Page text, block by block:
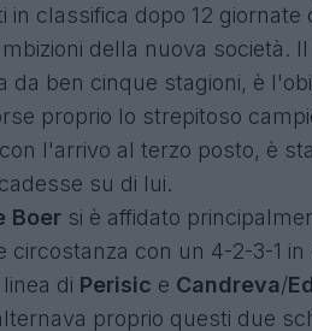
in classifica dopo 12 giornate
della nuova società.
da ben cinque stagioni, è
proprio lo strepitoso
l'arrivo al terzo posto, è
su di lui.
Boer si è affidato
circostanza con un 4-2-3-1 in
di Perisic e Candreva/
proprio questi due